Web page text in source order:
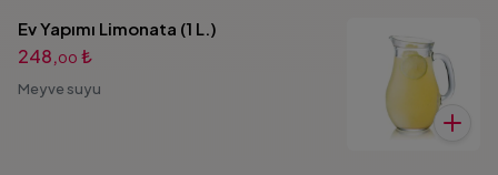
Ev Yapımı Limonata (1 L.)
248,00 ₺
Meyve suyu